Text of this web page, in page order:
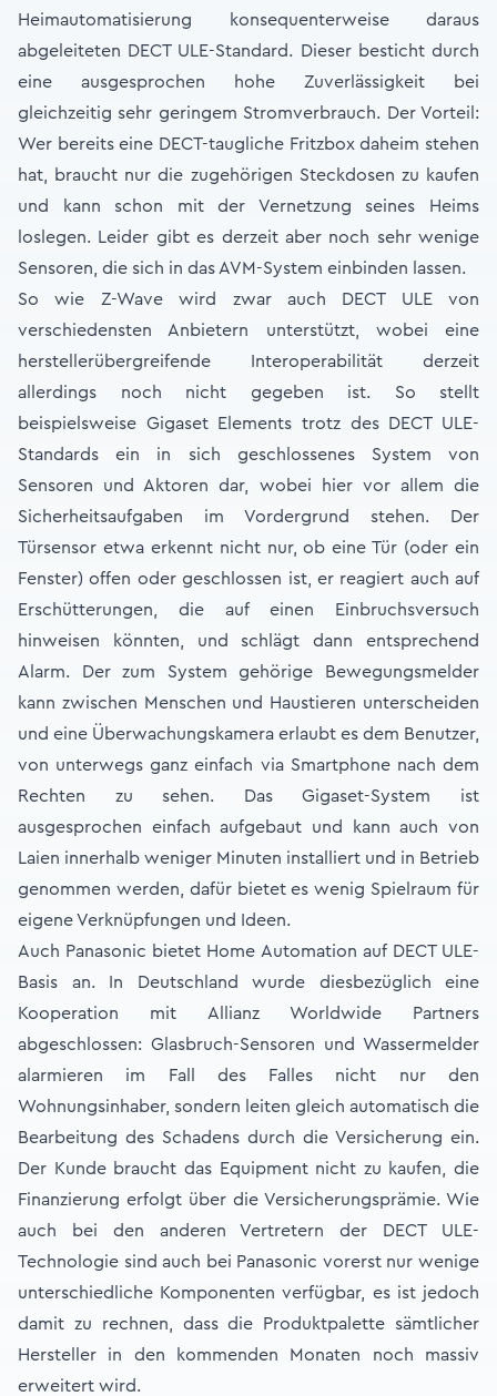
Heimautomatisierung konsequenterweise daraus
abgeleiteten DECT ULE-Standard. Dieser besticht durch
eine ausgesprochen hohe Zuverlässigkeit bei
gleichzeitig sehr geringem Stromverbrauch. Der Vorteil:
Wer bereits eine DECT-taugliche Fritzbox daheim stehen
hat, braucht nur die zugehörigen Steckdosen zu kaufen
und kann schon mit der Vernetzung seines Heims
loslegen. Leider gibt es derzeit aber noch sehr wenige
Sensoren, die sich in das AVM-System einbinden lassen.
So wie Z-Wave wird zwar auch DECT ULE von
verschiedensten Anbietern unterstützt, wobei eine
herstellerübergreifende Interoperabilität derzeit
allerdings noch nicht gegeben ist. So stellt
beispielsweise Gigaset Elements trotz des DECT ULE-
Standards ein in sich geschlossenes System von
Sensoren und Aktoren dar, wobei hier vor allem die
Sicherheitsaufgaben im Vordergrund stehen. Der
Türsensor etwa erkennt nicht nur, ob eine Tür (oder ein
Fenster) offen oder geschlossen ist, er reagiert auch auf
Erschütterungen, die auf einen Einbruchsversuch
hinweisen könnten, und schlägt dann entsprechend
Alarm. Der zum System gehörige Bewegungsmelder
kann zwischen Menschen und Haustieren unterscheiden
und eine Überwachungskamera erlaubt es dem Benutzer,
von unterwegs ganz einfach via Smartphone nach dem
Rechten zu sehen. Das Gigaset-System ist
ausgesprochen einfach aufgebaut und kann auch von
Laien innerhalb weniger Minuten installiert und in Betrieb
genommen werden, dafür bietet es wenig Spielraum für
eigene Verknüpfungen und Ideen.
Auch Panasonic bietet Home Automation auf DECT ULE-
Basis an. In Deutschland wurde diesbezüglich eine
Kooperation mit Allianz Worldwide Partners
abgeschlossen: Glasbruch-Sensoren und Wassermelder
alarmieren im Fall des Falles nicht nur den
Wohnungsinhaber, sondern leiten gleich automatisch die
Bearbeitung des Schadens durch die Versicherung ein.
Der Kunde braucht das Equipment nicht zu kaufen, die
Finanzierung erfolgt über die Versicherungsprämie. Wie
auch bei den anderen Vertretern der DECT ULE-
Technologie sind auch bei Panasonic vorerst nur wenige
unterschiedliche Komponenten verfügbar, es ist jedoch
damit zu rechnen, dass die Produktpalette sämtlicher
Hersteller in den kommenden Monaten noch massiv
erweitert wird.